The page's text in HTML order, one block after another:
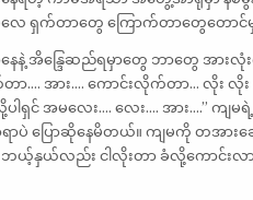
လေ ရှက်တာတွေ ကြောက်တာတွေတောင်မှ
အိန္ဒြေဆည်ရမှာတွေ ဘာတွေ အားလုံးကို
ာ…. အား…. ကောင်းလိုက်တာ… လိုး လို
ါရှင် အမလေး…. လေး…. အား….” က
ပဲ ပြောဆိုနေမိတယ်။ ကျမကို တအားဆ
ဘယ့်နှယ်လည်း ငါလိုးတာ ခံလို့ကောင်းလ